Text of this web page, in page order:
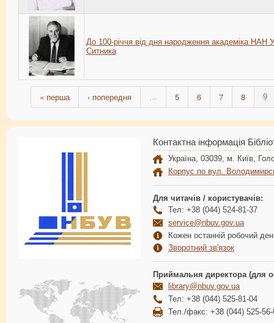
До 100-річчя від дня народження академіка НАН
Ситника
« перша ‹ попередня 5 6 7 8 9
Контактна інформація
Україна, 03039, м. Київ,
Корпус по вул.
Для читачів / користувачів:
Тел: +38 (044) 524-81-37
service@nbuv.gov.ua
Кожен останній робочий
Зворотний зв'язок
Приймальня директора (для
library@nbuv.gov.ua
Тел: +38 (044) 525-81-04
Тел./факс: +38 (044) 525-56-